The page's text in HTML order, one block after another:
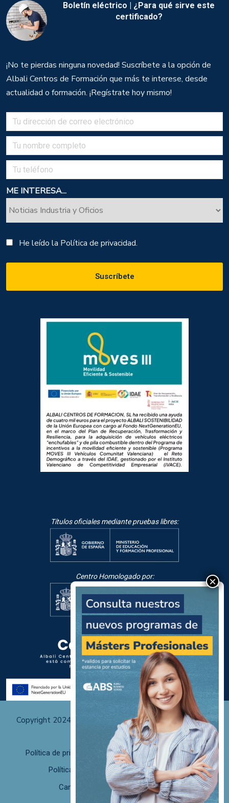
Boletín eléctrico | ¿Para qué sirve este
certificado?
¡No te pierdas ninguna novedad! Suscríbete a la opción de
Albali Centros de Formación que más te interese, desde
actualidad o formación. ¡Regístrate hoy mismo!
ME INTERESA...
He leído la Política de privacidad.
Títulos oficiales mediante pruebas libres:
Centro Homologado por:
Copyright 2024 Albali Centros de Formación | Todos los
derechos reservados
Política de privacidad
Políticas de uso y cookies
Política de calidad
F. desistimiento
Canal de Denuncias/Canal Ético